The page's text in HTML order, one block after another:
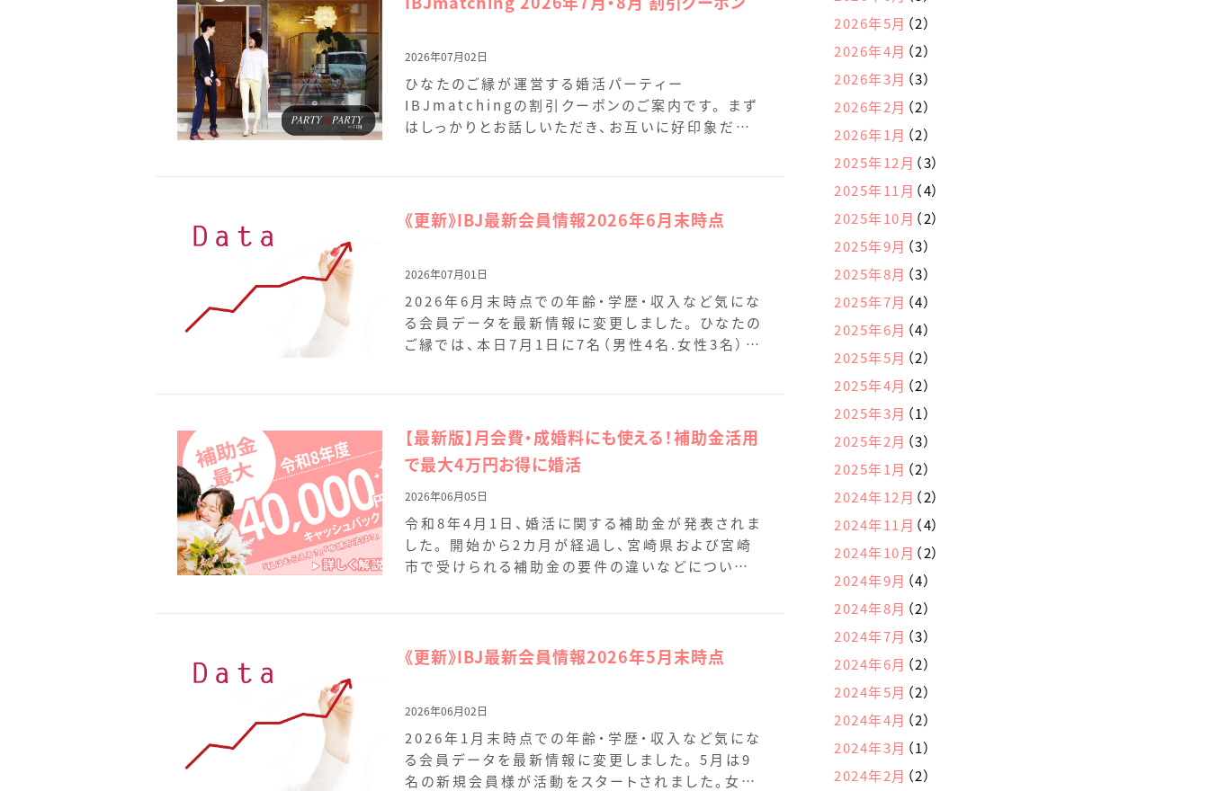
2026年07月02日
ひなたのご縁が運営する婚活パーティー
IBJmatchingの割引クーポンのご案内です。 まず
はしっかりとお話しいただき、お互いに好印象だっ
《更新》IBJ最新会員情報2026年6月末時点
2026年07月01日
2026年6月末時点での年齢・学歴・収入など気にな
る会員データを最新情報に変更しました。 ひなたの
ご縁では、本日7月1日に7名（男性4名.女性3名）の
【最新版】月会費・成婚料にも使える！補助金活用
で最大4万円お得に婚活
2026年06月05日
令和8年4月1日、婚活に関する補助金が発表されま
した。 開始から2カ月が経過し、宮崎県および宮崎
市で受けられる補助金の要件の違いなどについて
《更新》IBJ最新会員情報2026年5月末時点
2026年06月02日
2026年1月末時点での年齢・学歴・収入など気にな
る会員データを最新情報に変更しました。 5月は9
名の新規会員様が活動をスタートされました。女性
2026年5月 （2）
2026年4月 （2）
2026年3月 （3）
2026年2月 （2）
2026年1月 （2）
2025年12月 （3）
2025年11月 （4）
2025年10月 （2）
2025年9月 （3）
2025年8月 （3）
2025年7月 （4）
2025年6月 （4）
2025年5月 （2）
2025年4月 （2）
2025年3月 （1）
2025年2月 （3）
2025年1月 （2）
2024年12月 （2）
2024年11月 （4）
2024年10月 （2）
2024年9月 （4）
2024年8月 （2）
2024年7月 （3）
2024年6月 （2）
2024年5月 （2）
2024年4月 （2）
2024年3月 （1）
2024年2月 （2）